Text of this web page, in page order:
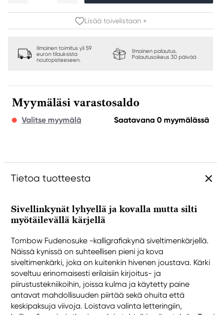
Lisää toivelistaan »
Ilmainen toimitus yli 59
euron tilauksista
noutopisteeseen.
Ilmainen palautus.
Palautusoikeus 30 päivää
Myymäläsi varastosaldo
Valitse myymälä Saatavana 0 myymälässä
Tietoa tuotteesta
Sivellinkynät lyhyellä ja kovalla mutta silti
myötäilevällä kärjellä
Tombow Fudenosuke -kalligrafiakynä siveltimenkärjellä.
Näissä kynissä on suhteellisen pieni ja kova
siveltimenkärki, joka on kuitenkin hivenen joustava. Kärki
soveltuu erinomaisesti erilaisiin kirjoitus- ja
piirustustekniikoihin, joissa kulma ja käytetty paine
antavat mahdollisuuden piirtää sekä ohuita että
keskipaksuja viivoja. Loistava valinta letteringiin,